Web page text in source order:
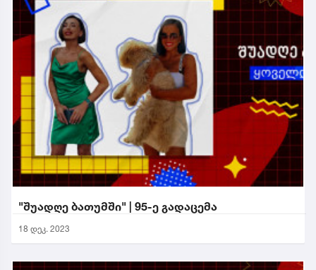
"შუადღე ბათუმში" | 95-ე გადაცემა
18 დეკ. 2023